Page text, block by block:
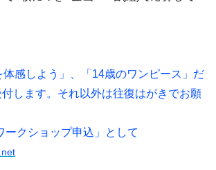
感しよう」、「14歳のワンピース」だ
します。それ以外は往復はがきでお願
ークショップ申込」として